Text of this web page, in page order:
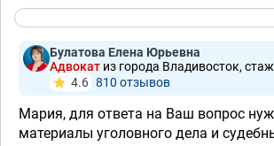
Булатова Елена Юрьевна
Адвокат из города Владивосток,
4.6 810 отзывов
Мария, для ответа на Ваш вопрос
материалы уголовного дела и